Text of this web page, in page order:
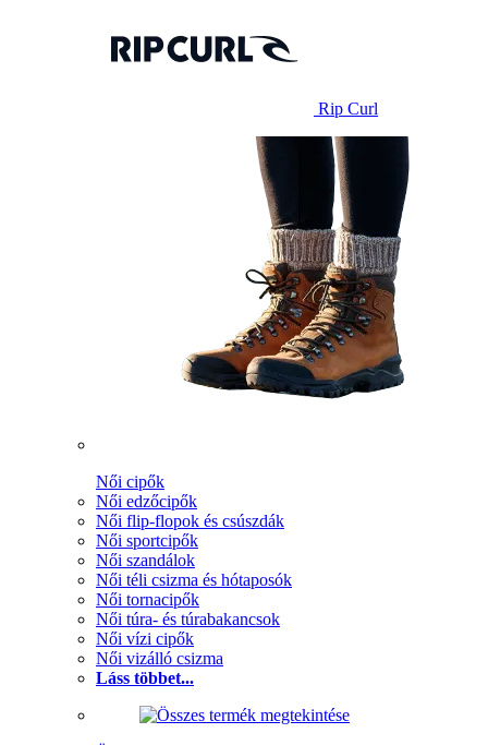
Rip Curl
Női cipők
Női edzőcipők
Női flip-flopok és csúszdák
Női sportcipők
Női szandálok
Női téli csizma és hótaposók
Női tornacipők
Női túra- és túrabakancsok
Női vízi cipők
Női vizálló csizma
Láss többet...